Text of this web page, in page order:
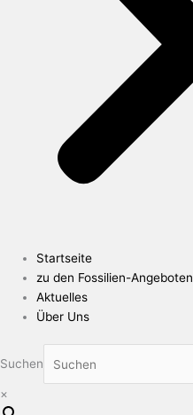
Startseite
zu den Fossilien-Angeboten
Aktuelles
Über Uns
Suchen
×